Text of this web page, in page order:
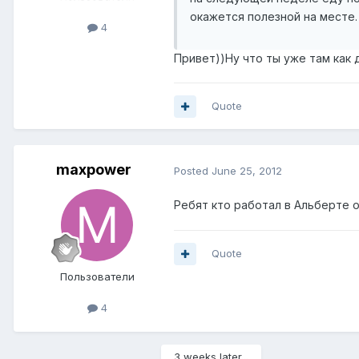
4
окажется полезной на месте.
Привет))Ну что ты уже там как
Quote
maxpower
Пользователи
4
Posted June 25, 2012
Ребят кто работал в Альберте
Quote